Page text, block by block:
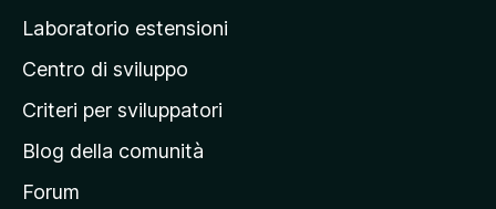
a
g
i
a
p
Laboratorio estensioni
Centro di sviluppo
Criteri per sviluppatori
Blog della comunità
Forum